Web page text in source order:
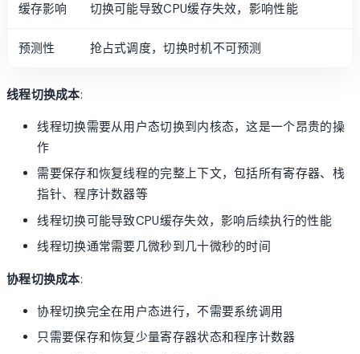
缓存影响 切换可能导致CPU缓存失效，影响性能
预测性 抢占式调度，切换时机不可预测
线程切换成本:
线程切换需要从用户态切换到内核态，这是一个昂贵的操
作
需要保存和恢复线程的完整上下文，包括所有寄存器、栈
指针、程序计数器等
线程切换可能导致CPU缓存失效，影响后续执行的性能
线程切换通常需要几微秒到几十微秒的时间
协程切换成本:
协程切换完全在用户态进行，不需要系统调用
只需要保存和恢复少量寄存器状态和程序计数器